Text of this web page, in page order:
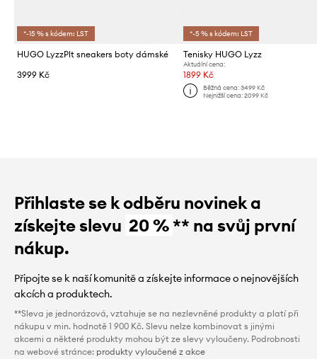
*-15 % s kódem: LST
HUGO LyzzPlt sneakers boty dámské
3999 Kč
*-5 % s kódem: LST
Tenisky HUGO Lyzz
Aktuální cena:
1899 Kč
Běžná cena: 3499 Kč
Nejnižší cena: 2099 Kč
Přihlaste se k odběru novinek a
získejte slevu 20 %** na svůj první
nákup.
Připojte se k naší komunitě a získejte informace o nejnovějších
akcích a produktech.
**Sleva je jednorázová, vztahuje se na nezlevněné produkty a platí při
nákupu v min. hodnotě 1 900 Kč. Slevu nelze kombinovat s jinými
akcemi a některé produkty mohou být ze slevy vyloučeny. Podrobnosti
na webové stránce: produkty vyloučené z akce